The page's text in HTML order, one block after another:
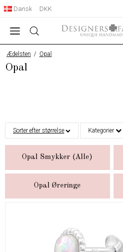
Dansk DKK
Ædelsten / Opal
Opal
Sorter efter størrelse Kategorier
Opal Smykker (Alle)
Opal Øreringe